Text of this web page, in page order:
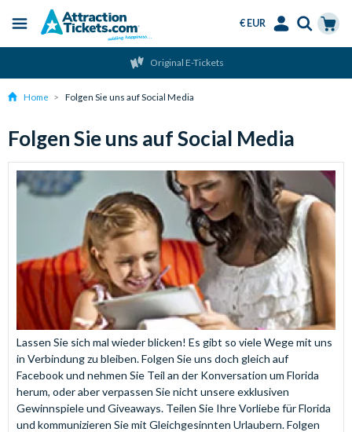
content
Menu
€ EUR
Original E-Tickets
Home Folgen Sie uns auf Social Media
Folgen Sie uns auf Social Media
Lassen Sie sich mal wieder blicken! Es gibt so viele Wege mit uns
in Verbindung zu bleiben. Folgen Sie uns doch gleich auf
Facebook und nehmen Sie Teil an der Konversation um Florida
herum, oder aber verpassen Sie nicht unsere exklusiven
Gewinnspiele und Giveaways. Teilen Sie Ihre Vorliebe für Florida
und kommunizieren Sie mit Gleichgesinnten Urlaubern. Folgen